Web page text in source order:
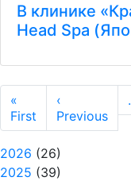
В клинике
Head Spa
Нумерация
«
First Первая
‹
Previous
2026 (26)
2025 (39)